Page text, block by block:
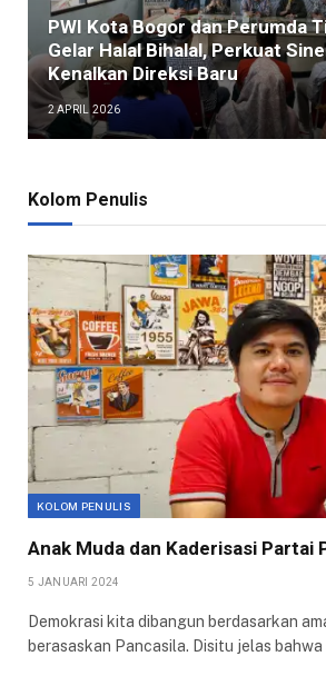
PWI Kota Bogor dan Perumda
Gelar Halal Bihalal, Perkuat
Kenalkan Direksi Baru
2 APRIL 2026
Kolom Penulis
KOLOM PENULIS
Anak Muda dan Kaderisasi Partai
5 JANUARI 2024
Demokrasi kita dibangun berdasarkan
berasaskan Pancasila. Disitu jelas